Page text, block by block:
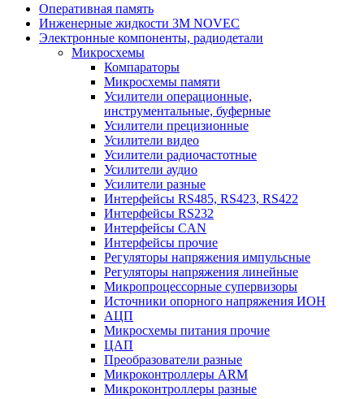
Оперативная память
Инженерные жидкости 3M NOVEC
Электронные компоненты, радиодетали
Микросхемы
Компараторы
Микросхемы памяти
Усилители операционные,
инструментальные, буферные
Усилители прецизионные
Усилители видео
Усилители радиочастотные
Усилители аудио
Усилители разные
Интерфейсы RS485, RS423, RS422
Интерфейсы RS232
Интерфейсы CAN
Интерфейсы прочие
Регуляторы напряжения импульсные
Регуляторы напряжения линейные
Микропроцессорные супервизоры
Источники опорного напряжения ИОН
АЦП
Микросхемы питания прочие
ЦАП
Преобразователи разные
Микроконтроллеры ARM
Микроконтроллеры разные